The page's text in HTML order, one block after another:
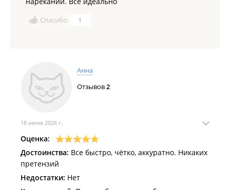
Спасибо 1
Анна
Отзывов2
18 июня 2026 г.
Оценка:
Достоинства: Все быстро, чётко, аккуратно. Никаких
претензий
Недостатки: Нет